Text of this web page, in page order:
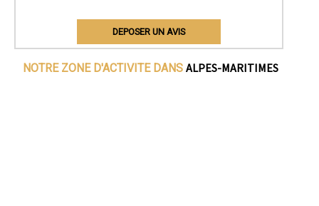
DEPOSER UN AVIS
NOTRE ZONE D'ACTIVITE DANSALPES-MARITIMES